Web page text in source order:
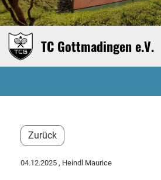
TC Gottmadingen e.V.
Zurück
04.12.2025 , Heindl Maurice